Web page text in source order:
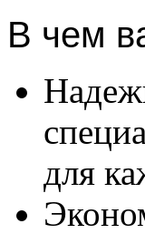
В чем
для